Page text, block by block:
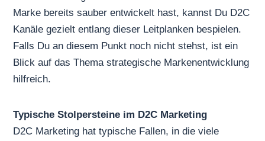
Marke bereits sauber entwickelt hast, kannst Du D2C
Kanäle gezielt entlang dieser Leitplanken bespielen.
Falls Du an diesem Punkt noch nicht stehst, ist ein
Blick auf das Themastrategische Markenentwicklung
hilfreich.
Typische Stolpersteine im D2C Marketing
D2C Marketing hat typische Fallen, in die viele